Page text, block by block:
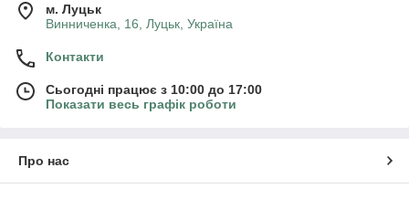
м. Луцьк
Винниченка, 16, Луцьк, Україна
Контакти
Сьогодні працює з 10:00 до 17:00
Показати весь графік роботи
Про нас